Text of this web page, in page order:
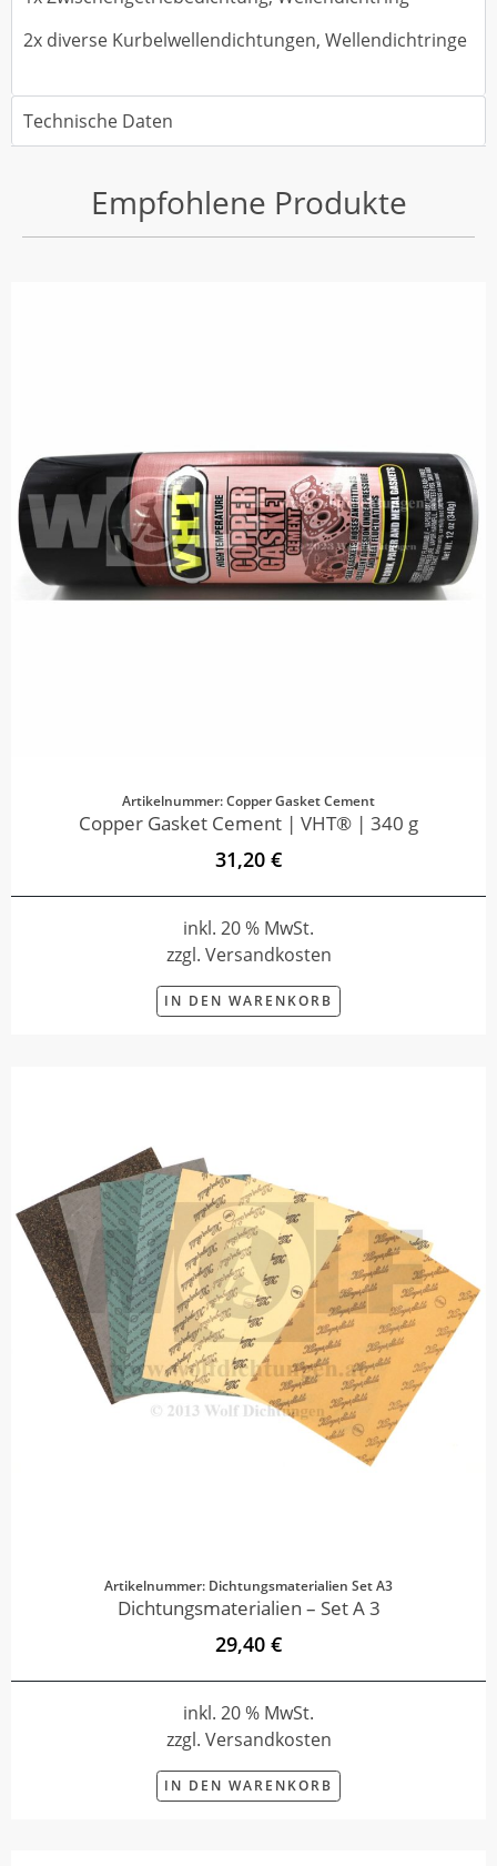
2x diverse Kurbelwellendichtungen, Wellendichtringe
Technische Daten
Empfohlene Produkte
Artikelnummer: Copper Gasket Cement
Copper Gasket Cement | VHT® | 340 g
31,20 €
inkl. 20 % MwSt.
zzgl. Versandkosten
IN DEN WARENKORB
Artikelnummer: Dichtungsmaterialien Set A3
Dichtungsmaterialien – Set A 3
29,40 €
inkl. 20 % MwSt.
zzgl. Versandkosten
IN DEN WARENKORB